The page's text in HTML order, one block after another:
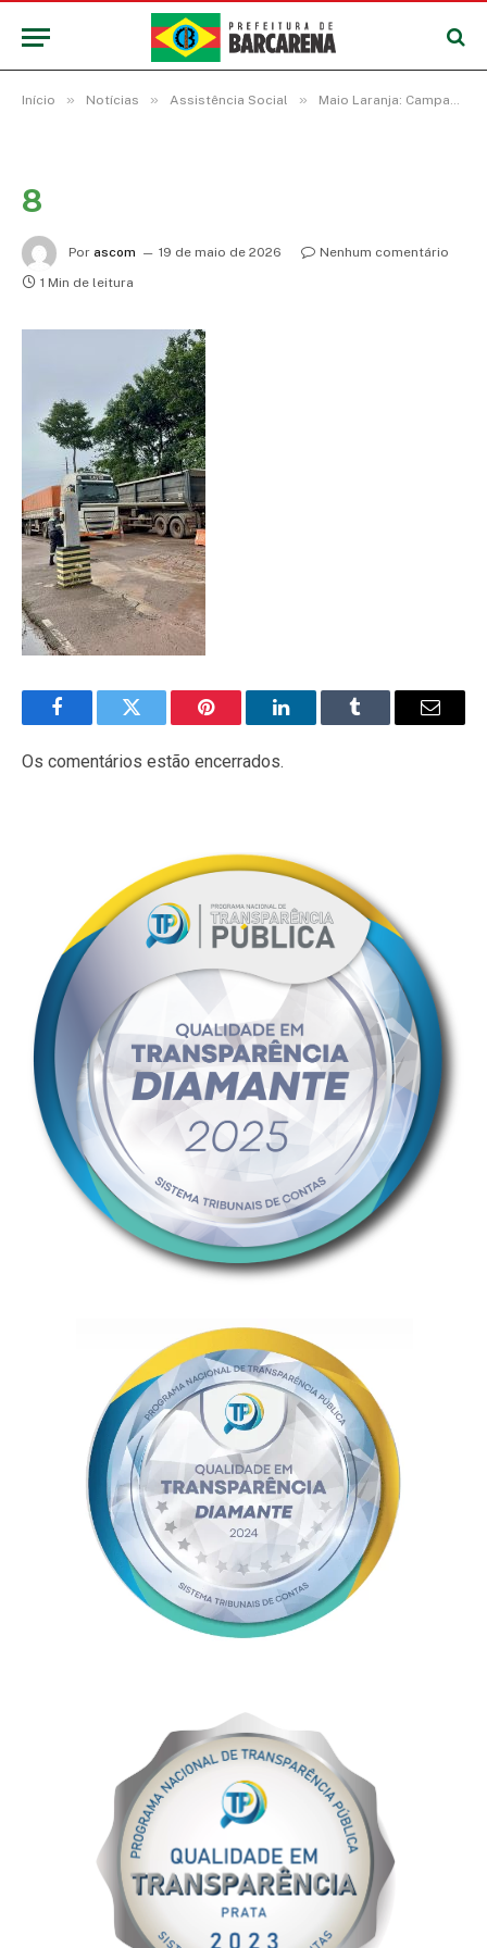
Início » Notícias » Assistência Social » Maio Laranja: Campanha liga o alerta contra casos de abuso e exploração sexual infantil
8
Por ascom 19 de maio de 2026
Nenhum comentário
1 Min de leitura
FacebookTwitter Pinterest LinkedInTumblr
E-
Os comentários estão encerrados.